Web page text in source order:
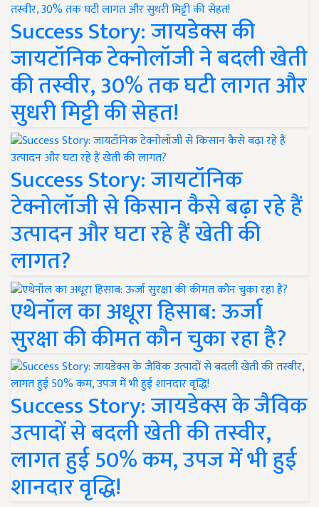
Success Story: जायडेक्स की
जायटॉनिक टेक्नोलॉजी ने बदली खेती
की तस्वीर, 30% तक घटी लागत और
सुधरी मिट्टी की सेहत!
Success Story: जायटॉनिक
टेक्नोलॉजी से किसान कैसे बढ़ा रहे हैं
उत्पादन और घटा रहे हैं खेती की
लागत?
एथेनॉल का अधूरा हिसाब: ऊर्जा
सुरक्षा की कीमत कौन चुका रहा है?
Success Story: जायडेक्स के जैविक
उत्पादों से बदली खेती की तस्वीर,
लागत हुई 50% कम, उपज में भी हुई
शानदार वृद्धि!